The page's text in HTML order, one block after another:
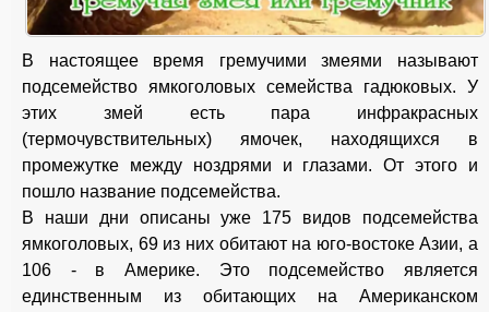
В настоящее время гремучими змеями называют
подсемейство ямкоголовых семейства гадюковых. У
этих змей есть пара инфракрасных
(термочувствительных) ямочек, находящихся в
промежутке между ноздрями и глазами. От этого и
пошло название подсемейства.
В наши дни описаны уже 175 видов подсемейства
ямкоголовых, 69 из них обитают на юго-востоке Азии, а
106 - в Америке. Это подсемейство является
единственным из обитающих на Американском